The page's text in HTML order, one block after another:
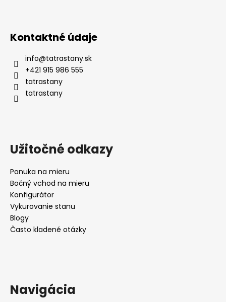
Kontaktné údaje
info@tatrastany.sk
+421 915 986 555
tatrastany
tatrastany
Užitočné odkazy
Ponuka na mieru
Bočný vchod na mieru
Konfigurátor
Vykurovanie stanu
Blogy
Často kladené otázky
Navigácia